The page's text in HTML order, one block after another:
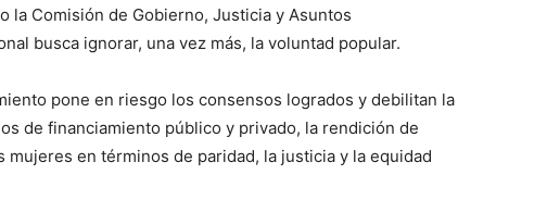
la Comisión de Gobierno, Justicia y Asuntos
busca ignorar, una vez más, la voluntad popular.
pone en riesgo los consensos logrados y debilitan la
de financiamiento público y privado, la rendición de
en términos de paridad, la justicia y la equidad